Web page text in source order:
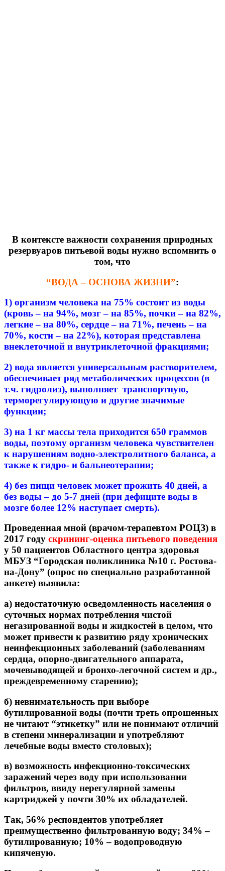
В контексте важности сохранения природных
резервуаров питьевой воды нужно вспомнить о
том, что
“ВОДА – ОСНОВА ЖИЗНИ”:
1) организм человека на 75% состоит из воды
(кровь – на 94%, мозг – на 85%, почки – на 82%,
легкие – на 80%, сердце – на 71%, печень – на
70%, кости – на 22%), которая представлена
внеклеточной и внутриклеточной фракциями;
2) вода является универсальным растворителем,
обеспечивает ряд метаболических процессов (в
т.ч. гидролиз), выполняет транспортную,
терморегулирующую и другие значимые
функции;
3) на 1 кг массы тела приходится 650 граммов
воды, поэтому организм человека чувствителен
к нарушениям водно-электролитного баланса, а
также к гидро- и бальнеотерапии;
4) без пищи человек может прожить 40 дней, а
без воды – до 5-7 дней (при дефиците воды в
мозге более 12% наступает смерть).
Проведенная мной (врачом-терапевтом РОЦЗ) в
2017 году скрининг-оценка питьевого поведения
у 50 пациентов Областного центра здоровья
МБУЗ “Городская поликлиника №10 г. Ростова-
на-Дону” (опрос по специально разработанной
анкете) выявила:
а) недостаточную осведомленность населения о
суточных нормах потребления чистой
негазированной воды и жидкостей в целом, что
может привести к развитию ряду хронических
неинфекционных заболеваний (заболеваниям
сердца, опорно-двигательного аппарата,
мочевыводящей и бронхо-легочной систем и др.,
преждевременному старению);
б) невнимательность при выборе
бутилированной воды (почти треть опрошенных
не читают “этикетку” или не понимают отличий
в степени минерализации и употребляют
лечебные воды вместо столовых);
в) возможность инфекционно-токсических
заражений через воду при использовании
фильтров, ввиду нерегулярной замены
картриджей у почти 30% их обладателей.
Так, 56% респондентов употребляет
преимущественно фильтрованную воду; 34% –
бутилированную; 10% – водопроводную
кипяченую.